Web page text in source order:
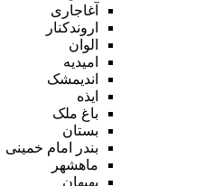
آغاجاری
اروندکنار
الوان
امیدیه
اندیمشک
ایذه
باغ ملک
بستان
بندر امام خمینی
ماهشهر
بهبهان